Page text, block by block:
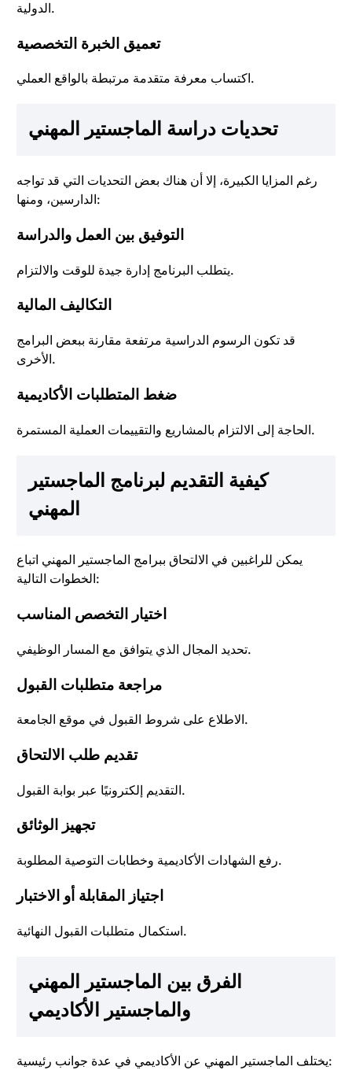
الدولية.
تعميق الخبرة التخصصية
اكتساب معرفة متقدمة مرتبطة بالواقع العملي.
تحديات دراسة الماجستير المهني
رغم المزايا الكبيرة، إلا أن هناك بعض التحديات التي قد تواجه
الدارسين، ومنها:
التوفيق بين العمل والدراسة
يتطلب البرنامج إدارة جيدة للوقت والالتزام.
التكاليف المالية
قد تكون الرسوم الدراسية مرتفعة مقارنة ببعض البرامج
الأخرى.
ضغط المتطلبات الأكاديمية
الحاجة إلى الالتزام بالمشاريع والتقييمات العملية المستمرة.
كيفية التقديم لبرنامج الماجستير
المهني
يمكن للراغبين في الالتحاق ببرامج الماجستير المهني اتباع
الخطوات التالية:
اختيار التخصص المناسب
تحديد المجال الذي يتوافق مع المسار الوظيفي.
مراجعة متطلبات القبول
الاطلاع على شروط القبول في موقع الجامعة.
تقديم طلب الالتحاق
التقديم إلكترونيًا عبر بوابة القبول.
تجهيز الوثائق
رفع الشهادات الأكاديمية وخطابات التوصية المطلوبة.
اجتياز المقابلة أو الاختبار
استكمال متطلبات القبول النهائية.
الفرق بين الماجستير المهني
والماجستير الأكاديمي
يختلف الماجستير المهني عن الأكاديمي في عدة جوانب رئيسية: